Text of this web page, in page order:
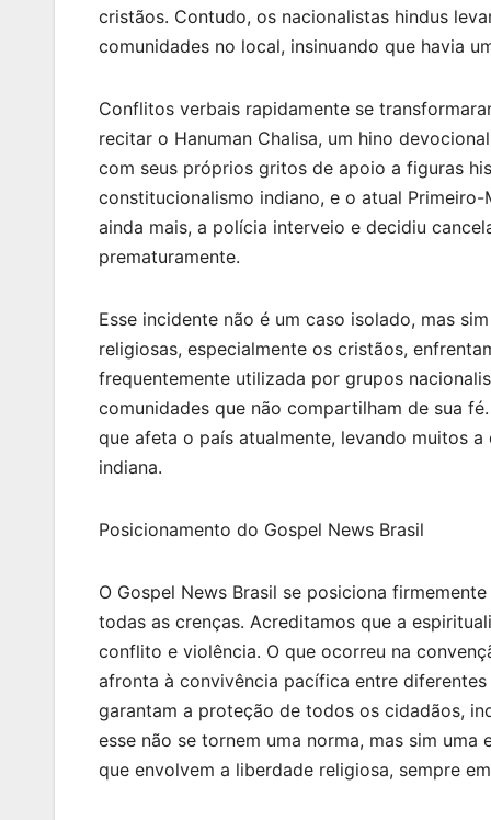
cristãos. Contudo, os nacionalistas hindus
comunidades no local, insinuando que havia
Conflitos verbais rapidamente se
recitar o Hanuman Chalisa, um hino
com seus próprios gritos de apoio a figuras
constitucionalismo indiano, e o atual
ainda mais, a polícia interveio e decidiu
prematuramente.
Esse incidente não é um caso isolado, mas
religiosas, especialmente os cristãos,
frequentemente utilizada por grupos
comunidades que não compartilham de sua
que afeta o país atualmente, levando muitos
indiana.
Posicionamento do Gospel News Brasil
O Gospel News Brasil se posiciona
todas as crenças. Acreditamos que a
conflito e violência. O que ocorreu na
afronta à convivência pacífica entre
garantam a proteção de todos os cidadãos,
esse não se tornem uma norma, mas sim
que envolvem a liberdade religiosa, sempre